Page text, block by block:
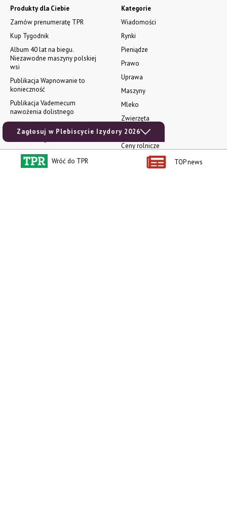
Zagłosuj w Plebiscycie Izydory 2026
Kategorie
Wiadomości
Rynki
Pieniądze
Prawo
Uprawa
Maszyny
Mleko
Zwierzęta
INFOCAP
Ceny rolnicze
Prenumerata
Produkty dla Ciebie
Zamów prenumeratę TPR
Kup Tygodnik
Album 40 lat na biegu.
Niezawodne maszyny polskiej
wsi
Publikacja Wapnowanie to
konieczność
Publikacja Vademecum
nawożenia dolistnego
Bluza damska NOWOŚĆ
Książka dla dzieci Jak to się kręci?
Wróć do TPR TOP news